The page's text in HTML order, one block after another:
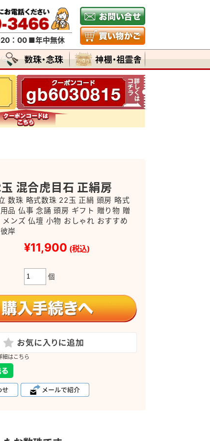
：00 ■年中無休
混合虎目石 正絹房
数珠 略式数珠 22玉 正絹 頭房 略式
品 仏事 念誦 頭房 ギフト 贈り物 贈
ンズ 仏壇 小物 おしゃれ おすすめ
岸
¥11,900 (税込)
個
細はこちら